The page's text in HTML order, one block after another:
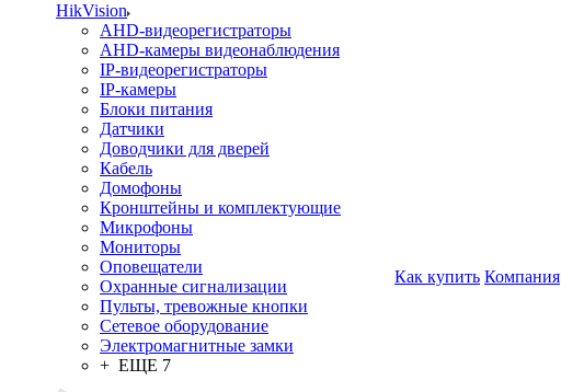
HikVision
AHD-видеорегистраторы
AHD-камеры видеонаблюдения
IP-видеорегистраторы
IP-камеры
Блоки питания
Датчики
Доводчики для дверей
Кабель
Домофоны
Кронштейны и комплектующие
Микрофоны
Мониторы
Оповещатели
Охранные сигнализации
Пульты, тревожные кнопки
Сетевое оборудование
Электромагнитные замки
+ ЕЩЕ 7
Как купить Компания